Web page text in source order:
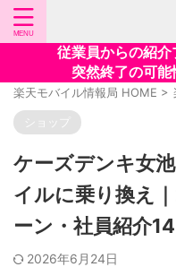
従業員からの紹介
突然終了の可能
楽天モバイル情報局 HOME >
ショップ
ケーズデンキ女
イルに乗り換え
ーン・社員紹介
2026年6月24日